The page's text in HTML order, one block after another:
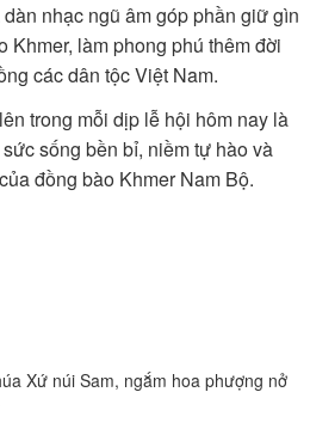
nhạc ngũ âm góp phần giữ gìn
Khmer, làm phong phú thêm đời
các dân tộc Việt Nam.
trong mỗi dịp lễ hội hôm nay là
sống bền bỉ, niềm tự hào và
đồng bào Khmer Nam Bộ.
Xứ núi Sam, ngắm hoa phượng nở